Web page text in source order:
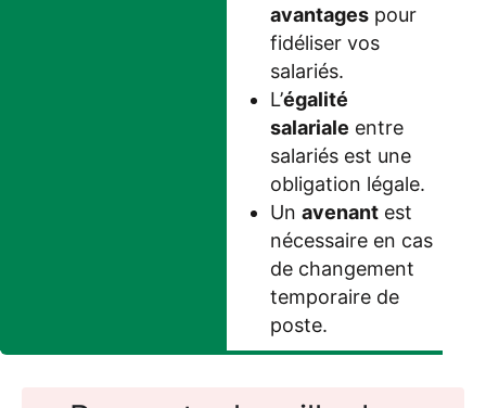
avantages pour
fidéliser vos
salariés.
L’égalité
salariale entre
salariés est une
obligation légale.
Unavenant est
nécessaire en cas
de changement
temporaire de
poste.